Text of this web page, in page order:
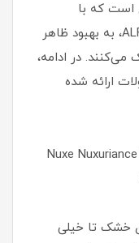
است که با
بهره‌گیری از فناوری پیشرفته ALFA [3R]، به بهبود ظاهر
در ادامه،
ارائه شده
1. Nuxe
خشک تا خیلی